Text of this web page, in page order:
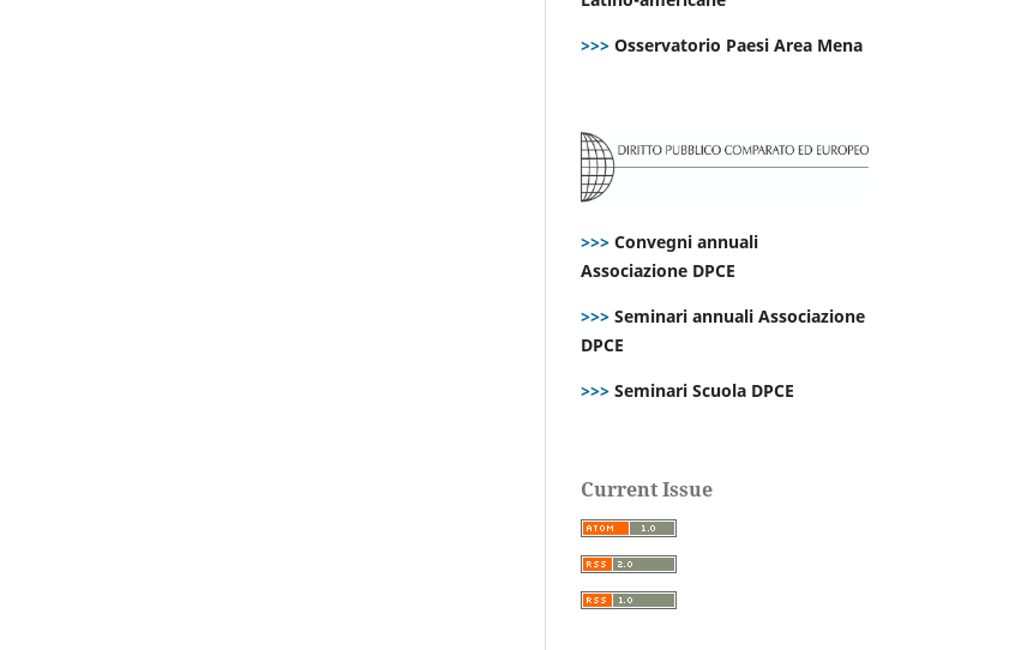
>>> Osservatorio Paesi Area Mena
>>> Convegni annuali
Associazione DPCE
>>> Seminari annuali Associazione
DPCE
>>> Seminari Scuola DPCE
Current Issue